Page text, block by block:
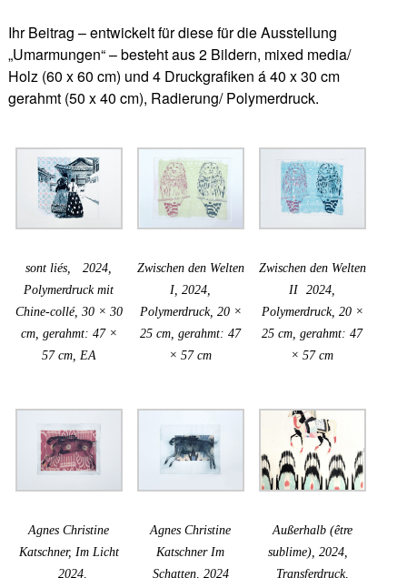
Ihr Beitrag – entwickelt für diese für die Ausstellung
„Umarmungen“ – besteht aus 2 Bildern, mixed media/
Holz (60 x 60 cm) und 4 Druckgrafiken á 40 x 30 cm
gerahmt (50 x 40 cm), Radierung/ Polymerdruck.
sont liés, 2024,
Polymerdruck mit
Chine-collé, 30 × 30
cm, gerahmt: 47 ×
57 cm, EA
Zwischen den Welten
I, 2024,
Polymerdruck, 20 ×
25 cm, gerahmt: 47
× 57 cm
Zwischen den Welten
II 2024,
Polymerdruck, 20 ×
25 cm, gerahmt: 47
× 57 cm
Agnes Christine
Katschner, Im Licht
2024,
Agnes Christine
Katschner Im
Schatten, 2024
Außerhalb (être
sublime), 2024,
Transferdruck,